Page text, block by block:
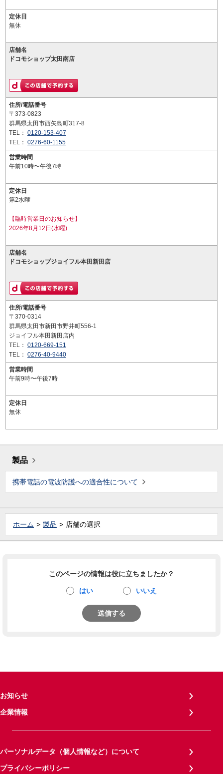
定休日
無休
店舗名
ドコモショップ太田南店
住所/電話番号
〒373-0823
群馬県太田市西矢島町317-8
TEL： 0120-153-407
TEL： 0276-60-1155
営業時間
午前10時〜午後7時
定休日
第2水曜
【臨時営業日のお知らせ】
2026年8月12日(水曜)
店舗名
ドコモショップジョイフル本田新田店
住所/電話番号
〒370-0314
群馬県太田市新田市野井町556-1
ジョイフル本田新田店内
TEL： 0120-669-151
TEL： 0276-40-9440
営業時間
午前9時〜午後7時
定休日
無休
製品
携帯電話の電波防護への適合性について
ホーム 製品 店舗の選択
このページの情報は役に立ちましたか？
はい いいえ
送信する
お知らせ
企業情報
パーソナルデータ（個人情報など）について
プライバシーポリシー